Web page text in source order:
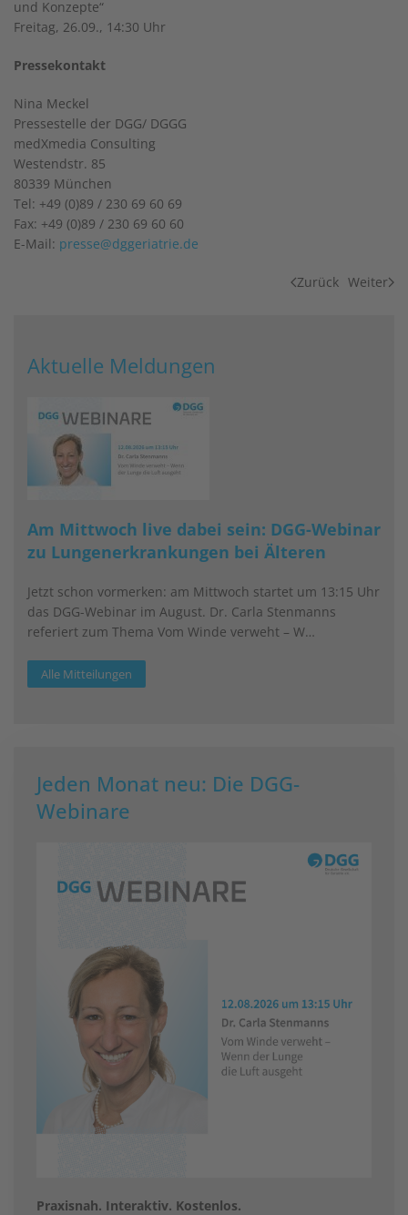
und Konzepte“
Freitag, 26.09., 14:30 Uhr
Pressekontakt
Nina Meckel
Pressestelle der DGG/ DGGG
medXmedia Consulting
Westendstr. 85
80339 München
Tel: +49 (0)89 / 230 69 60 69
Fax: +49 (0)89 / 230 69 60 60
E-Mail: presse@dggeriatrie.de
Zurück Weiter
Aktuelle Meldungen
Am Mittwoch live dabei sein: DGG-Webinar
zu Lungenerkrankungen bei Älteren
Jetzt schon vormerken: am Mittwoch startet um 13:15 Uhr
das DGG-Webinar im August. Dr. Carla Stenmanns
referiert zum Thema Vom Winde verweht – W…
Alle Mitteilungen
Jeden Monat neu: Die DGG-
Webinare
Praxisnah. Interaktiv. Kostenlos.